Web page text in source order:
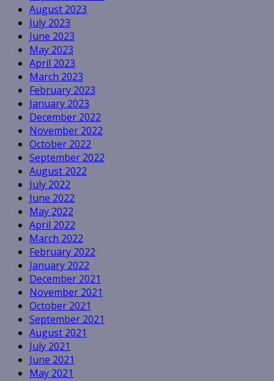
August 2023
July 2023
June 2023
May 2023
April 2023
March 2023
February 2023
January 2023
December 2022
November 2022
October 2022
September 2022
August 2022
July 2022
June 2022
May 2022
April 2022
March 2022
February 2022
January 2022
December 2021
November 2021
October 2021
September 2021
August 2021
July 2021
June 2021
May 2021